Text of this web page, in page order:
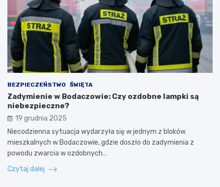
BEZPIECZEŃSTWO ŚWIĘTA
Zadymienie w Bodaczowie: Czy ozdobne lampki są
niebezpieczne?
19 grudnia 2025
Niecodzienna sytuacja wydarzyła się w jednym z bloków
mieszkalnych w Bodaczowie, gdzie doszło do zadymienia z
powodu zwarcia w ozdobnych…
Czytaj dalej